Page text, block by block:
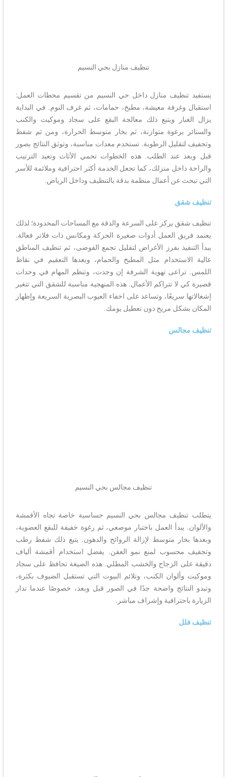
تنظيف منازل بحي النسيم
منازل داخل حي النسيم من تقسيم محطات العمل:
معيشة، مطبخ، حمامات، ثم غرف النوم. في البداية
ويتبع ذلك معالجة البقع على سجاد وموكيت والكنب
برغوة متوازنة، ثم بخار متوسط الحرارة، ومن ثم شفط
الرطوبة. تستخدم معدات مناسبة، وتوثق النتائج بصور
عند الطلب. هذه الخطوات تحمي الأثاث وتعيد الترتيب
منزلك، كما تجعل الخدمة أكثر احترافية وملائمة للأسر
عن أعمال منظمة بدقة بالتنظيف وداخل الرياض.
يركز على السرعة والدقة مع المساحات المحدودة؛ لذلك
العمل أدوات صغيرة الحركة ومكانس ذات فلاتر فعالة.
بفرز الأغراض لتقليل تجمع الفوضى، ثم تنظيف المناطق
مثل المطبخ والحمام، وبعدها التعقيم في نقاط
تهوية الشرفة إن وجدت، وتنظم المهام في وحدات
تتراكم الأعمال. هذه المنهجية مناسبة للشقق التي تتغير
سريعًا، وتساعد على اخفاء العيوب البصرية السريعة وإظهار
مريح دون تعطيل يومك.
تنظيف مجالس بحي النسيم
مجالس بحي النسيم حساسية خاصة تجاه الأقمشة
يبدأ العمل باختبار موضعي، ثم رغوة خفيفة للبقع العضوية،
متوسط لإزالة الروائح والدهون. يتبع ذلك شفط رطب
لمنع نمو العفن. يفضل استخدام أقمشة ألياف
الزجاج والخشب المطلي. هذه الصيغة تحافظ على سجاد
الكنب، وتلائم البيوت التي تستقبل الضيوف بكثرة،
واضحة جدًا في الصور قبل وبعد، خصوصًا عندما تدار
وإشراف مباشر.